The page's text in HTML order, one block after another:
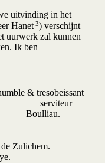
uitvinding in het
Hanet 3) verschijnt
uurwerk zal kunnen
Ik ben
& tresobeissant
serviteur
Boulliau.
Zulichem.